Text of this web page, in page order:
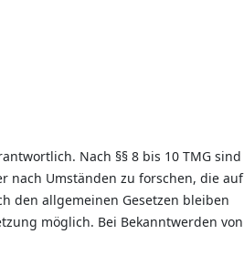
Nach §§ 8 bis 10 TMG sind
nach Umständen zu forschen, die auf
den allgemeinen Gesetzen bleiben
möglich. Bei Bekanntwerden von